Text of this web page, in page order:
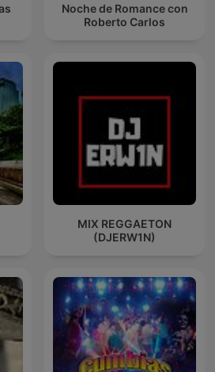
Noche de Romance con
Roberto Carlos
MIX REGGAETON
(DJERW1N)